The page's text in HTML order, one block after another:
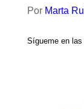
Por Marta
Sígueme en las